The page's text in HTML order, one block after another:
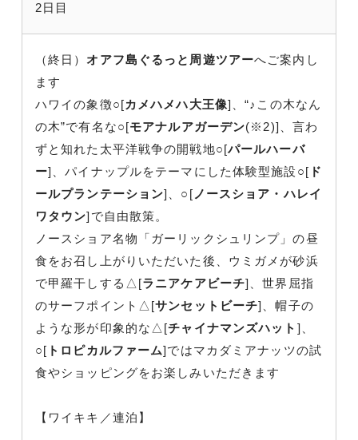
2日目
（終日）オアフ島ぐるっと周遊ツアーへご案内し
ます
ハワイの象徴○[カメハメハ大王像]、“♪この木なん
の木”で有名な○[モアナルアガーデン(※2)]、言わ
ずと知れた太平洋戦争の開戦地○[パールハーバ
ー]、パイナップルをテーマにした体験型施設○[ ド
ールプランテーション]、○[ ノースショア・ハレイ
ワタウン]で自由散策。
ノースショア名物「ガーリックシュリンプ」の昼
食をお召し上がりいただいた後、ウミガメが砂浜
で甲羅干しする△[ラニアケアビーチ]、世界屈指
のサーフポイント△[サンセットビーチ]、帽子の
ような形が印象的な△[チャイナマンズハット ]、
○[ トロピカルファーム]ではマカダミアナッツの試
食やショッピングをお楽しみいただきます
【ワイキキ／連泊】